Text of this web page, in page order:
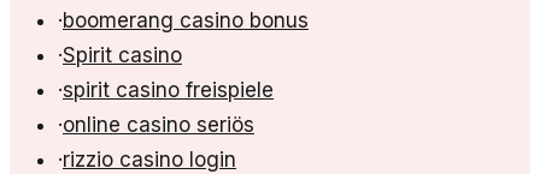
·boomerang casino bonus
·Spirit casino
·spirit casino freispiele
·online casino seriös
·rizzio casino login